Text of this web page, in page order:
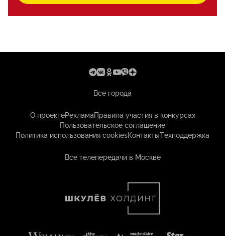
Все города
О проектеРекламаПравила участия в конкурсах
Пользовательское соглашение
Политика использования cookiesКонтактыТехподдержка
Все телепередачи в Москве